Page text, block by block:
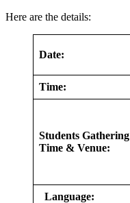
Here are the details:
Date:
Time:
Students Gathering
Time & Venue:
Language: